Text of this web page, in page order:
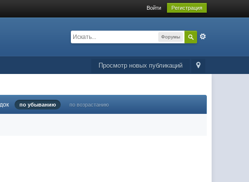
Войти Регистрация
Форумы
Просмотр новых публикаций
по убыванию по возрастанию